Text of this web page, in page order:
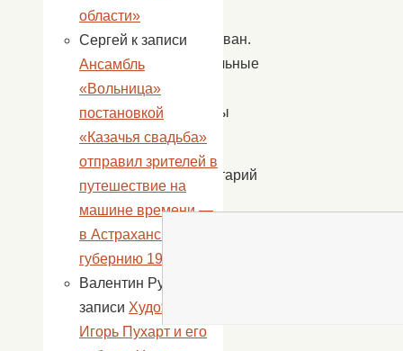
опубликован.
Обязательные
помечены
*
Комментарий
области»
Сергей к записи
Ансамбль
«Вольница»
постановкой
«Казачья свадьба»
отправил зрителей в
путешествие на
машине времени —
в Астраханскую
губернию 19-го века!
Валентин Руднев
записи Художник
Игорь Пухарт и его